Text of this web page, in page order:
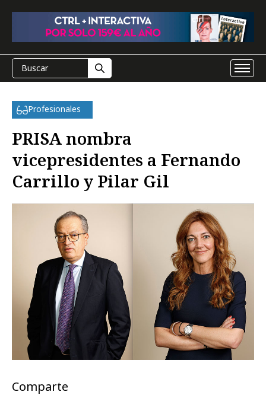
Profesionales
PRISA nombra
vicepresidentes a Fernando
Carrillo y Pilar Gil
Comparte